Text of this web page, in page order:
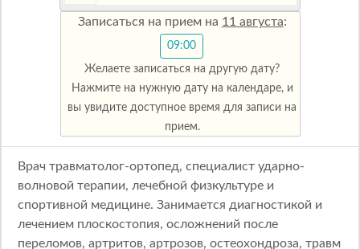
Записаться на прием на 11 августа:
09:00
Желаете записаться на другую дату?
Нажмите на нужную дату на календаре, и
вы увидите доступное время для записи на
прием.
Врач травматолог-ортопед, специалист ударно-
волновой терапии, лечебной физкультуре и
спортивной медицине. Занимается диагностикой и
лечением плоскостопия, осложнений после
переломов, артритов, артрозов, остеохондроза, травм